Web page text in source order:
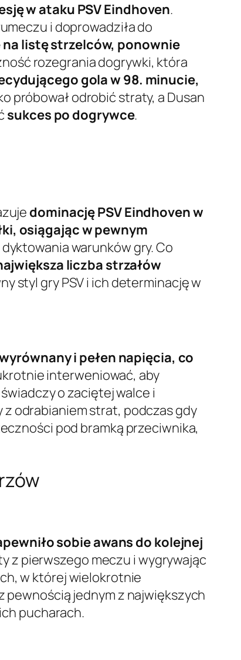
w ataku PSV Eindhoven.
i doprowadziła do
na listę strzelców, ponownie
rozegrania dogrywki, która
gola w 98. minucie,
próbował odrobić straty, a Dusan
sukces po dogrywce.
dominację PSV Eindhoven w
osiągając w pewnym
warunków gry. Co
liczba strzałów
styl gry PSV i ich determinację w
i pełen napięcia, co
interweniować, aby
o zaciętej walce i
odrabianiem strat, podczas gdy
pod bramką przeciwnika,
sobie awans do kolejnej
z pierwszego meczu i wygrywając
w której wielokrotnie
pewnością jednym z największych
pucharach.